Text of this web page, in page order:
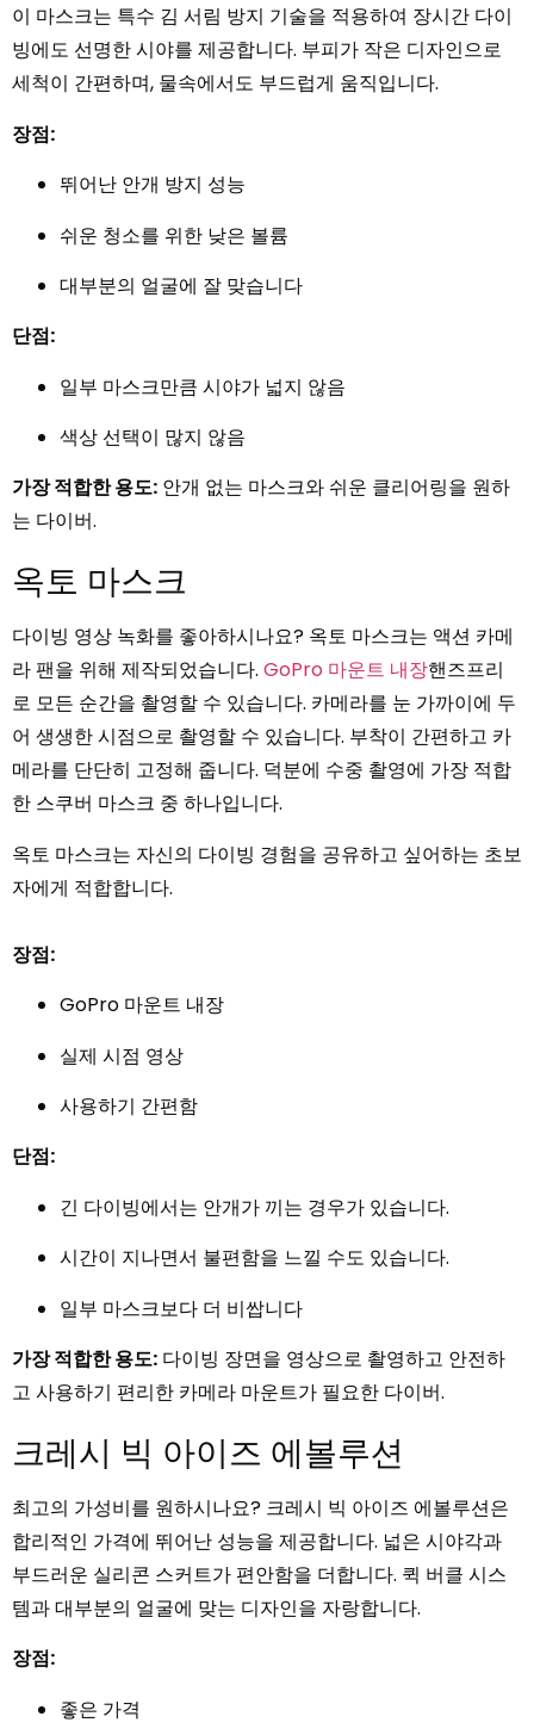
이 마스크는 특수 김 서림 방지 기술을 적용하여 장시간 다이
빙에도 선명한 시야를 제공합니다. 부피가 작은 디자인으로
세척이 간편하며, 물속에서도 부드럽게 움직입니다.
장점:
뛰어난 안개 방지 성능
쉬운 청소를 위한 낮은 볼륨
대부분의 얼굴에 잘 맞습니다
단점:
일부 마스크만큼 시야가 넓지 않음
색상 선택이 많지 않음
가장 적합한 용도: 안개 없는 마스크와 쉬운 클리어링을 원하
는 다이버.
옥토 마스크
다이빙 영상 녹화를 좋아하시나요? 옥토 마스크는 액션 카메
라 팬을 위해 제작되었습니다. GoPro 마운트 내장핸즈프리
로 모든 순간을 촬영할 수 있습니다. 카메라를 눈 가까이에 두
어 생생한 시점으로 촬영할 수 있습니다. 부착이 간편하고 카
메라를 단단히 고정해 줍니다. 덕분에 수중 촬영에 가장 적합
한 스쿠버 마스크 중 하나입니다.
옥토 마스크는 자신의 다이빙 경험을 공유하고 싶어하는 초보
자에게 적합합니다.
장점:
GoPro 마운트 내장
실제 시점 영상
사용하기 간편함
단점:
긴 다이빙에서는 안개가 끼는 경우가 있습니다.
시간이 지나면서 불편함을 느낄 수도 있습니다.
일부 마스크보다 더 비쌉니다
가장 적합한 용도: 다이빙 장면을 영상으로 촬영하고 안전하
고 사용하기 편리한 카메라 마운트가 필요한 다이버.
크레시 빅 아이즈 에볼루션
최고의 가성비를 원하시나요? 크레시 빅 아이즈 에볼루션은
합리적인 가격에 뛰어난 성능을 제공합니다. 넓은 시야각과
부드러운 실리콘 스커트가 편안함을 더합니다. 퀵 버클 시스
템과 대부분의 얼굴에 맞는 디자인을 자랑합니다.
장점:
좋은 가격